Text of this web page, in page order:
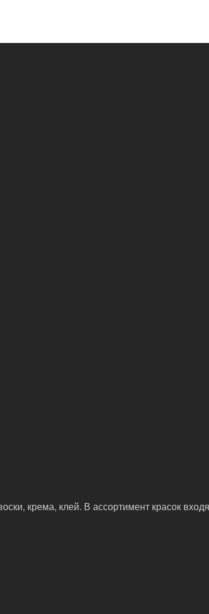
крема, клей. В ассортимент красок